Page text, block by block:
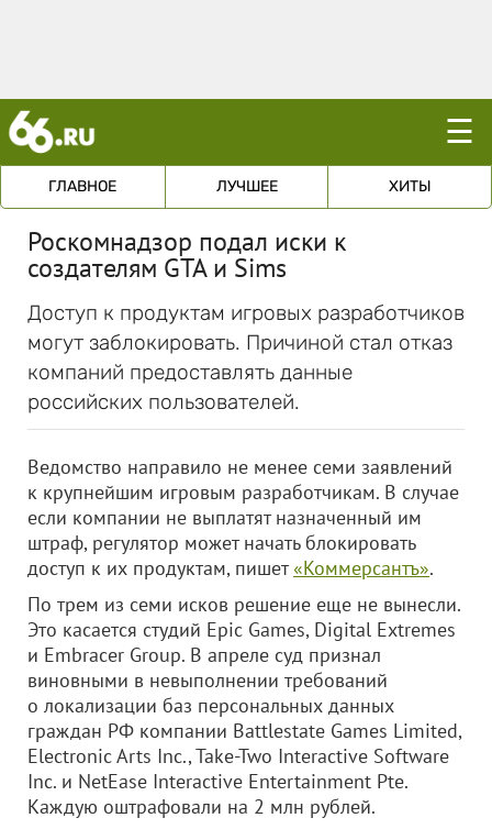
☰
ГЛАВНОЕ ЛУЧШЕЕ ХИТЫ
Роскомнадзор подал иски к
создателям GTA и Sims
Доступ к продуктам игровых разработчиков
могут заблокировать. Причиной стал отказ
компаний предоставлять данные
российских пользователей.
Ведомство направило не менее семи заявлений
к крупнейшим игровым разработчикам. В случае
если компании не выплатят назначенный им
штраф, регулятор может начать блокировать
доступ к их продуктам, пишет«Коммерсантъ».
По трем из семи исков решение еще не вынесли.
Это касается студий Epic Games, Digital Extremes
и Embracer Group. В апреле суд признал
виновными в невыполнении требований
о локализации баз персональных данных
граждан РФ компании Battlestate Games Limited,
Electronic Arts Inc., Take-Two Interactive Software
Inc. и NetEase Interactive Entertainment Pte.
Каждую оштрафовали на 2 млн рублей.